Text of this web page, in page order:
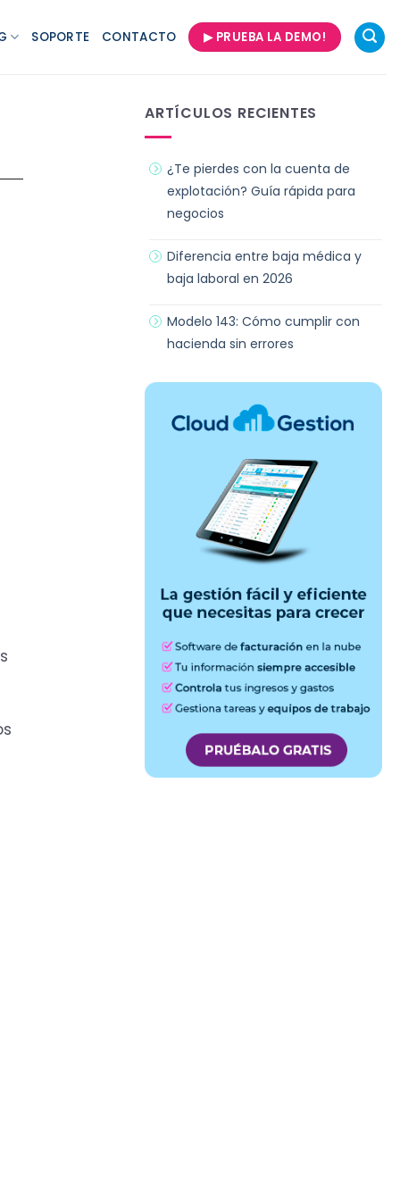
SOPORTE CONTACTO ▶ PRUEBA LA DEMO!
ARTÍCULOS RECIENTES
¿Te pierdes con la cuenta de
explotación? Guía rápida para
negocios
Diferencia entre baja médica y
baja laboral en 2026
Modelo 143: Cómo cumplir con
hacienda sin errores